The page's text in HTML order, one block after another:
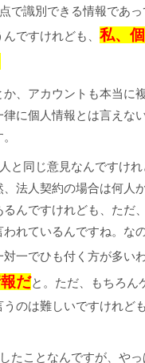
で識別できる情報であ
ですけれども、 私、
、アカウントも本当に
に個人情報とは言えな
と同じ意見なんですけ
法人契約の場合は何
んですけれども、ただ
れているんですね。な
一でひも付く方が多い
だと。ただ、もちろん
のは難しいですけれど
たことなんですが、や